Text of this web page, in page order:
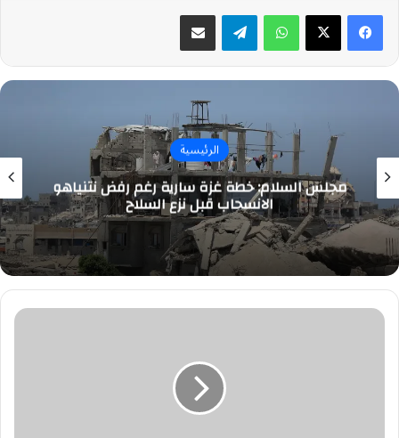
واتسابتيلقرام مشاركة عبر البريد
الرئيسية
مجلس السلام: خطة غزة سارية رغم رفض نتنياهو
الانسحاب قبل نزع السلاح
إلغاء